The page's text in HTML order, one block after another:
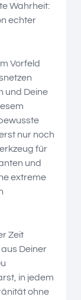
Wahrheit:
echter
Vorfeld
und Deine
nur noch
für
und
extreme
Zeit
Deiner
in jedem
ohne